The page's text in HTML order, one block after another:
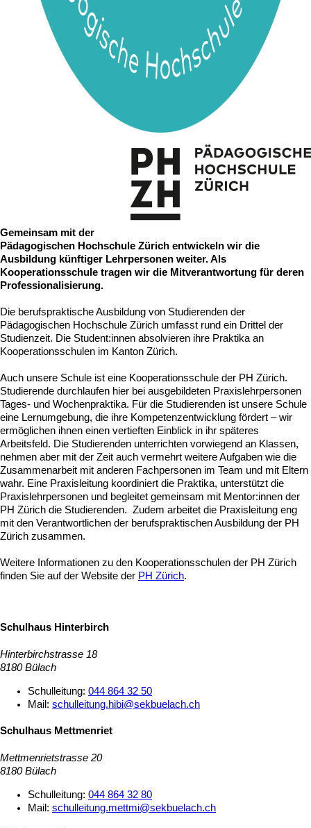
Gemeinsam mit der
Pädagogischen Hochschule Zürich entwickeln wir die
Ausbildung künftiger Lehrpersonen weiter. Als
Kooperationsschule tragen wir die Mitverantwortung für deren
Professionalisierung.
Die berufspraktische Ausbildung von Studierenden der
Pädagogischen Hochschule Zürich umfasst rund ein Drittel der
Studienzeit. Die Student:innen absolvieren ihre Praktika an
Kooperationsschulen im Kanton Zürich.
Auch unsere Schule ist eine Kooperationsschule der PH Zürich.
Studierende durchlaufen hier bei ausgebildeten Praxislehrpersonen
Tages- und Wochenpraktika. Für die Studierenden ist unsere Schule
eine Lernumgebung, die ihre Kompetenzentwicklung fördert – wir
ermöglichen ihnen einen vertieften Einblick in ihr späteres
Arbeitsfeld. Die Studierenden unterrichten vorwiegend an Klassen,
nehmen aber mit der Zeit auch vermehrt weitere Aufgaben wie die
Zusammenarbeit mit anderen Fachpersonen im Team und mit Eltern
wahr. Eine Praxisleitung koordiniert die Praktika, unterstützt die
Praxislehrpersonen und begleitet gemeinsam mit Mentor:innen der
PH Zürich die Studierenden. Zudem arbeitet die Praxisleitung eng
mit den Verantwortlichen der berufspraktischen Ausbildung der PH
Zürich zusammen.
Weitere Informationen zu den Kooperationsschulen der PH Zürich
finden Sie auf der Website der PH Zürich.
Schulhaus Hinterbirch
Hinterbirchstrasse 18
8180 Bülach
Schulleitung: 044 864 32 50
Mail: schulleitung.hibi@sekbuelach.ch
Schulhaus Mettmenriet
Mettmenrietstrasse 20
8180 Bülach
Schulleitung: 044 864 32 80
Mail: schulleitung.mettmi@sekbuelach.ch